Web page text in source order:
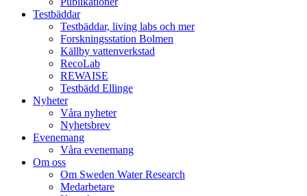
Testbäddar
Testbäddar, living labs och mer
Forskningsstation Bolmen
Källby vattenverkstad
RecoLab
REWAISE
Testbädd Ellinge
Nyheter
Våra nyheter
Nyhetsbrev
Evenemang
Våra evenemang
Om oss
Om Sweden Water Research
Medarbetare